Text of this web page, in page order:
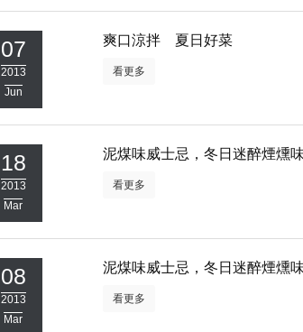
07
2013
Jun
爽口涼拌 夏日好菜
看更多
18
2013
Mar
泥煤味威士忌，冬日迷醉煙燻味
看更多
08
2013
Mar
泥煤味威士忌，冬日迷醉煙燻味
看更多